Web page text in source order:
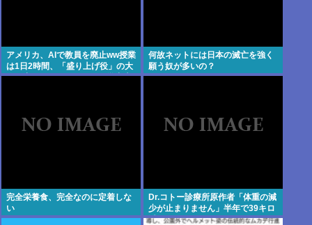
アメリカ、AIで教員を廃止ww授業
は1日2時間、「盛り上げ役」の大
人が褒めてやる気を伸ばし学力大
何故ネットには日本の滅亡を強く
願う奴が多いの？
完全栄養食、完全なのに定着しな
い
Dr.コトー診療所原作者「体重の減
少が止まりません」半年で39キロ
減